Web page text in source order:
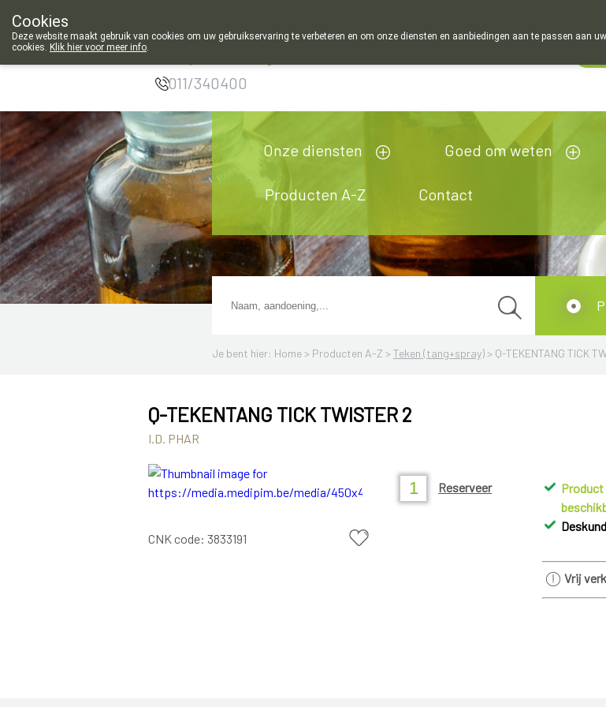
Apotheek Meysen
011/340400
Onze diensten Goed om weten
Producten A-Z Contact
Je bent hier: Home > Producten A-Z >Teken (tang+spray)> Q-TEKENTANG TICK
Q-TEKENTANG TICK TWISTER 2
I.D. PHAR
Reserveer
CNK code:3833191
Vrij
Cookies
Deze website maakt gebruik van cookies om uw gebruikservaring te verbeteren en om onze diensten en aanbiedingen aan te passen aan
cookies. Klik hier voor meer info.